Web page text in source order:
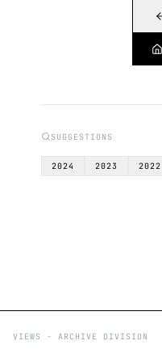
SUGGESTIONS
2024 2023 2022
VIEWS - ARCHIVE DIVISION